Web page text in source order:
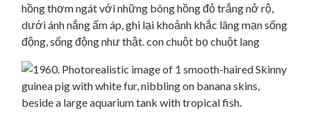
hồng thơm ngát với những bông hồng đỏ trắng nở rộ,
dưới ánh nắng ấm áp, ghi lại khoảnh khắc lãng mạn sống
động, sống động như thật. con chuột bọ chuột lang